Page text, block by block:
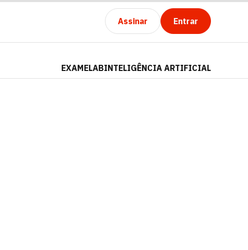
Assinar Entrar
EXAMELABINTELIGÊNCIA ARTIFICIAL